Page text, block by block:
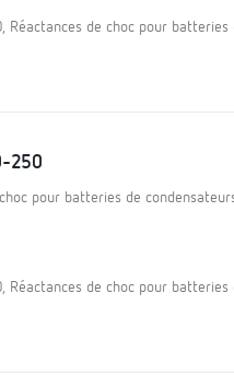
Réactances de choc pour batteries
250
pour batteries de
Réactances de choc pour batteries